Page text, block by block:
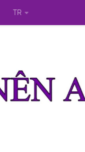
TR